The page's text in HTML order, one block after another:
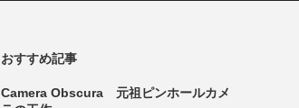
おすすめ記事
Camera Obscura 元祖ピンホールカメ